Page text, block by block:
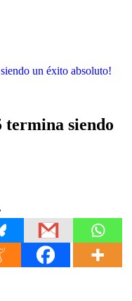
un éxito absoluto!
termina siendo